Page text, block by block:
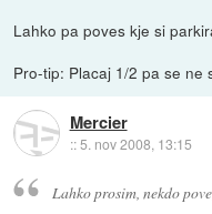
Lahko pa poves kje si
Pro-tip: Placaj 1/2 pa se ne
Mercier
::5. nov 2008, 13:15
Lahko prosim, nekdo